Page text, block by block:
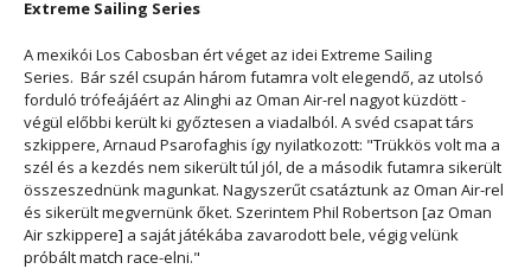
Extreme Sailing Series
A mexikói Los Cabosban ért véget az idei Extreme Sailing
Series. Bár szél csupán három futamra volt elegendő, az utolsó
forduló trófeájáért az Alinghi az Oman Air-rel nagyot küzdött -
végül előbbi került ki győztesen a viadalból. A svéd csapat társ
szkippere, Arnaud Psarofaghis így nyilatkozott: "Trükkös volt ma a
szél és a kezdés nem sikerült túl jól, de a második futamra sikerült
összeszednünk magunkat. Nagyszerűt csatáztunk az Oman Air-rel
és sikerült megvernünk őket. Szerintem Phil Robertson [az Oman
Air szkippere] a saját játékába zavarodott bele, végig velünk
próbált match race-elni."